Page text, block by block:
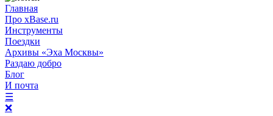
Главная
Про xBase.ru
Инструменты
Поездки
Архивы «Эха Москвы»
Раздаю добро
Блог
И почта
☰
❌